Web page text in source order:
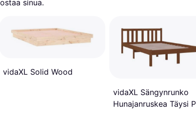
sinua.
vidaXL Solid Wood
vidaXL Sängynrunko
Hunajanruskea Täysi